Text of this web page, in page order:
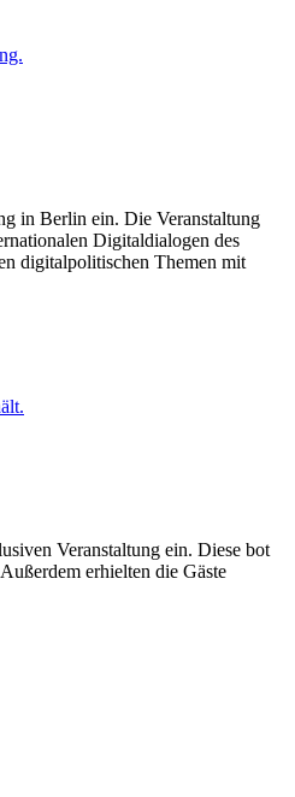
in Berlin ein. Die Veranstaltung
Digitaldialogen des
digitalpolitischen Themen mit
Veranstaltung ein. Diese bot
erhielten die Gäste